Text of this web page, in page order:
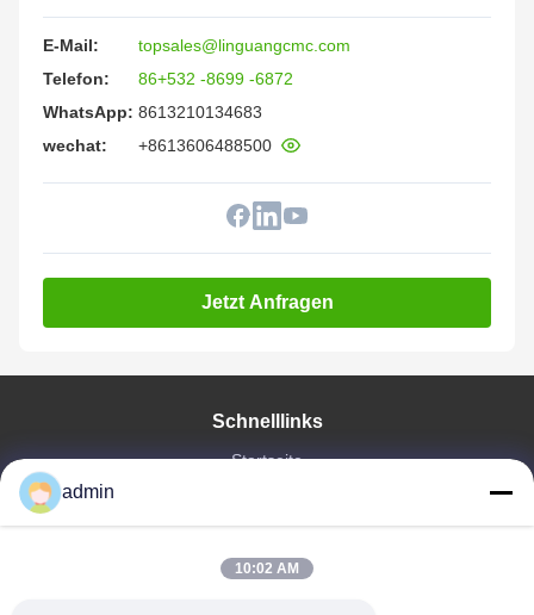
E-Mail:
topsales@linguangcmc.com
Telefon:
86+532 -8699 -6872
WhatsApp: 8613210134683
wechat:
+8613606488500
Jetzt Anfragen
Schnelllinks
Startseite
VR Show
Fabrik Tour
admin
10:02 AM